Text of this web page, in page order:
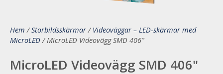
Hem /Storbildsskärmar/ Videoväggar – LED-skärmar med
MicroLED/MicroLED Videovägg SMD 406″
MicroLED Videovägg SMD 406"